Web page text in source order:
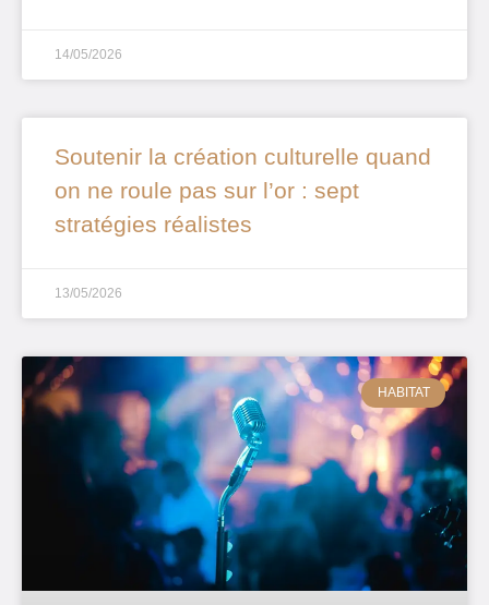
14/05/2026
Soutenir la création culturelle quand
on ne roule pas sur l’or : sept
stratégies réalistes
13/05/2026
HABITAT